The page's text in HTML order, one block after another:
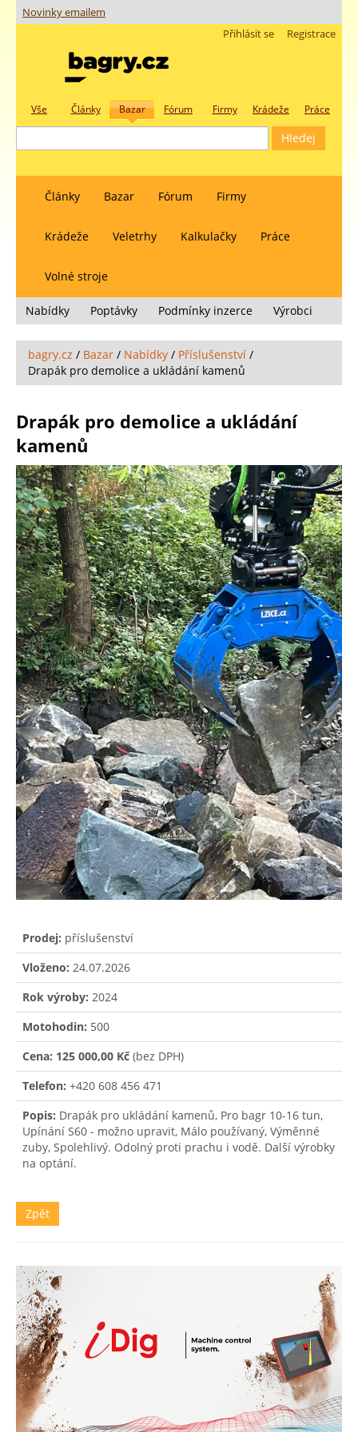
Novinky emailem
Registrace
Přihlásit se
Vše Články Bazar Fórum Firmy Krádeže Práce
Články Bazar Fórum Firmy
Krádeže Veletrhy Kalkulačky Práce
Volné stroje
Nabídky Poptávky Podmínky inzerce Výrobci
bagry.cz / Bazar / Nabídky / Příslušenství /
Drapák pro demolice a ukládání kamenů
Drapák pro demolice a ukládání
kamenů
Prodej: příslušenství
Vloženo: 24.07.2026
Rok výroby: 2024
Motohodin: 500
Cena: 125 000,00 Kč (bez DPH)
Telefon: +420 608 456 471
Popis: Drapák pro ukládání kamenů, Pro bagr 10-16 tun,
Upínání S60 - možno upravit, Málo používaný, Výměnné
zuby, Spolehlivý. Odolný proti prachu i vodě. Další výrobky
Zpět